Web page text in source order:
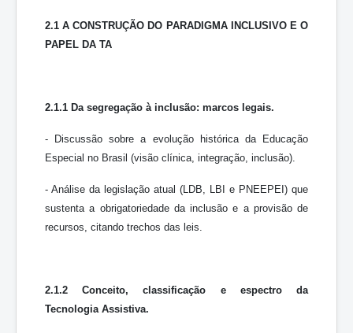
2.1 A CONSTRUÇÃO DO PARADIGMA INCLUSIVO E O
PAPEL DA TA
2.1.1 Da segregação à inclusão: marcos legais.
- Discussão sobre a evolução histórica da Educação
Especial no Brasil (visão clínica, integração, inclusão).
- Análise da legislação atual (LDB, LBI e PNEEPEI) que
sustenta a obrigatoriedade da inclusão e a provisão de
recursos, citando trechos das leis.
2.1.2 Conceito, classificação e espectro da
Tecnologia Assistiva.